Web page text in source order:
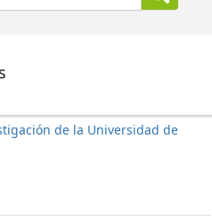
de la Universidad de